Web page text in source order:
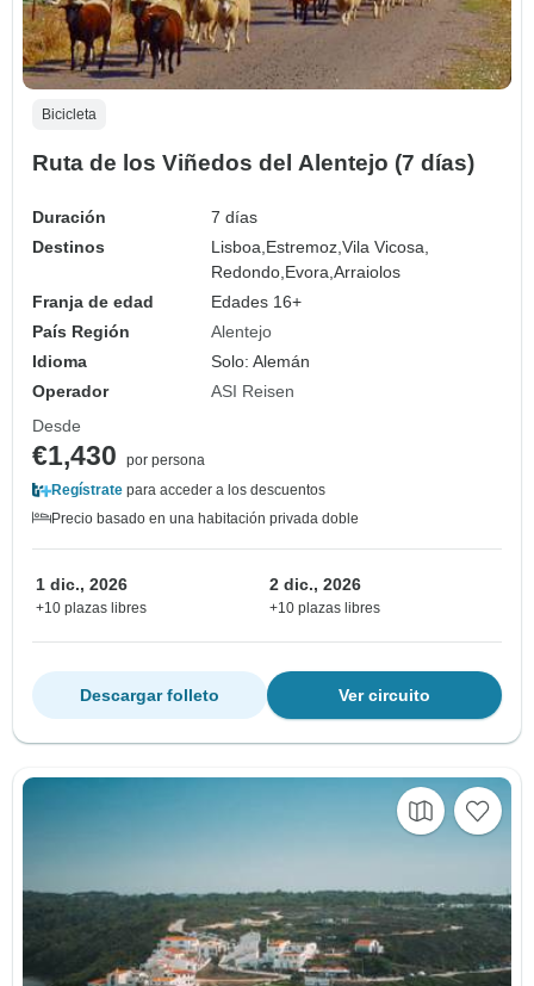
Bicicleta
Ruta de los Viñedos del Alentejo (7 días)
Duración
7 días
Destinos
Lisboa, Estremoz,Vila Vicosa,
Redondo, Evora,Arraiolos
Franja de edad
Edades 16+
País Región
Alentejo
Idioma
Solo: Alemán
Operador
ASI Reisen
Desde
€1,430
por persona
Regístrate para acceder a los descuentos
Precio basado en una habitación privada doble
1 dic., 2026
+10 plazas libres
2 dic., 2026
+10 plazas libres
Ver circuito
Descargar folleto